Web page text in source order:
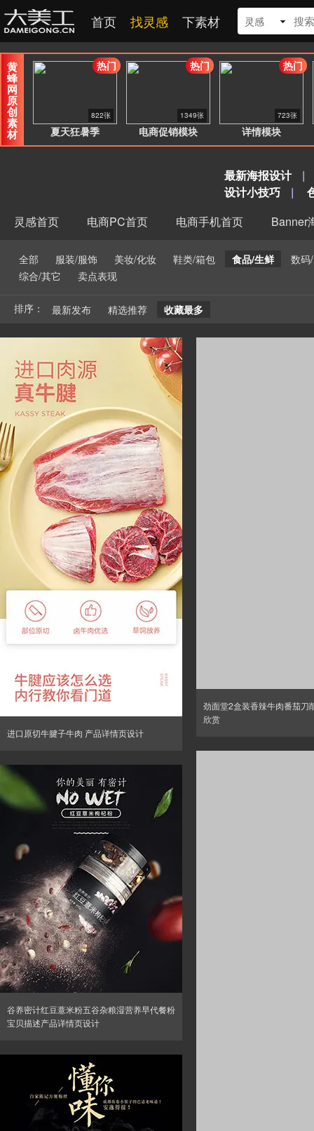
首页 找灵感 下素材 灵感
黄
蜂
网
原
创
素
材 夏天狂暑季
822张
热门
电商促销模块
1349张
热门
详情模块
723张
热门
最新海报设计
|
设计小技巧
|
灵感首页
电商PC首页 电商手机首页 Banner
全部 服装/服饰 美妆/化妆 鞋类/箱包 食品/生鲜
数码
综合/其它
卖点表现
排序： 最新发布 精选推荐 收藏最多
进口原切牛腱子牛肉 产品详情页设计
劲面堂2盒装香辣牛肉番茄刀
欣赏
谷养密计红豆薏米粉五谷杂粮湿营养早代餐粉
宝贝描述产品详情页设计